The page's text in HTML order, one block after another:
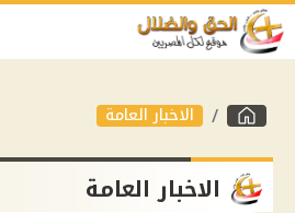
الاخبار العامة
الاخبار العامة